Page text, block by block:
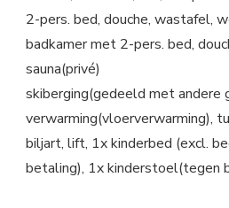
2-pers. bed, douche, wastafel,
badkamer met 2-pers. bed,
sauna(privé)
skiberging(gedeeld met andere
verwarming(vloerverwarming),
biljart, lift, 1x kinderbed (excl.
betaling), 1x kinderstoel(tegen